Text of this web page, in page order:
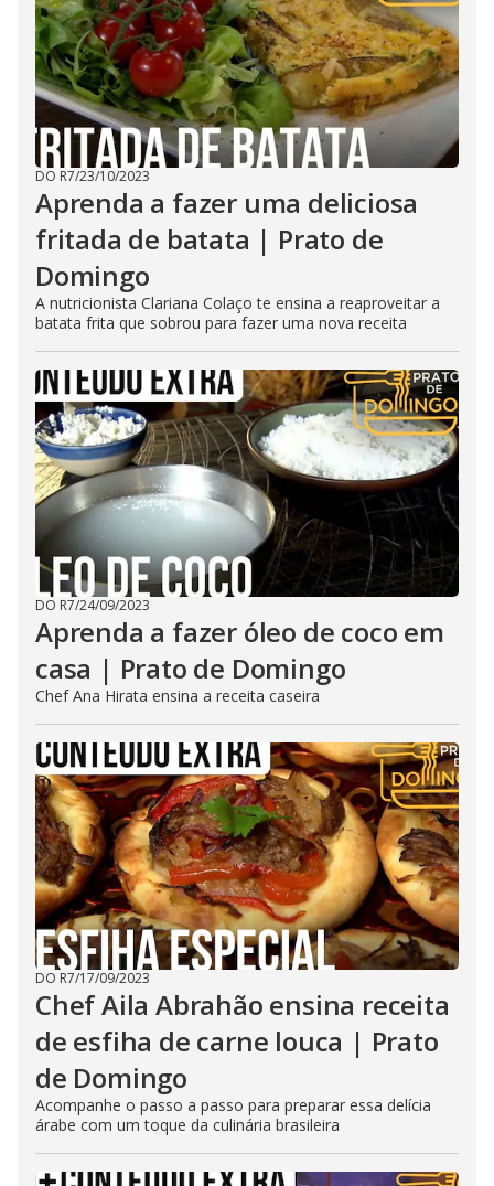
DO R7/23/10/2023
Aprenda a fazer uma deliciosa
fritada de batata | Prato de
Domingo
A nutricionista Clariana Colaço te ensina a reaproveitar a
batata frita que sobrou para fazer uma nova receita
DO R7/24/09/2023
Aprenda a fazer óleo de coco em
casa | Prato de Domingo
Chef Ana Hirata ensina a receita caseira
DO R7/17/09/2023
Chef Aila Abrahão ensina receita
de esfiha de carne louca | Prato
de Domingo
Acompanhe o passo a passo para preparar essa delícia
árabe com um toque da culinária brasileira